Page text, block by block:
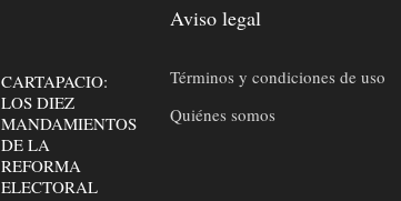
CARTAPACIO:
LOS DIEZ
MANDAMIENTOS
DE LA
REFORMA
ELECTORAL
Aviso legal
Términos y condiciones de uso
Quiénes somos